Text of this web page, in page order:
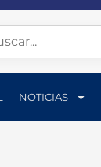
NOTICIAS